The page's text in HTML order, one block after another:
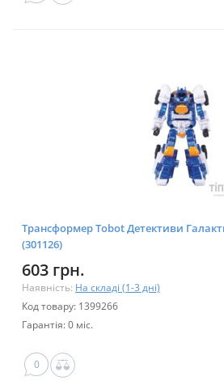
Трансформер Tobot Детективи
(301126)
603 грн.
Наявність: На складі (1-3 дні)
Код товару: 1399266
Гарантія: 0 міс.
0